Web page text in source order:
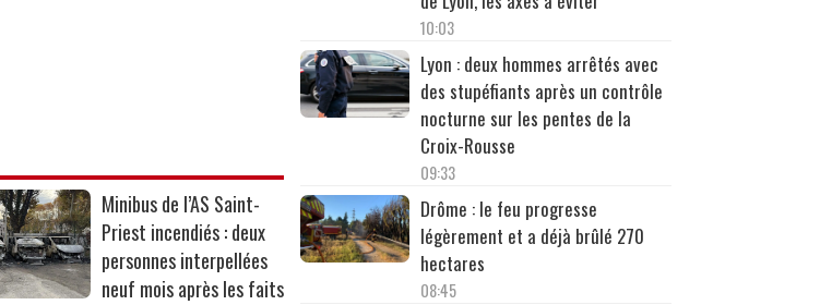
Minibus de l’AS Saint-
Priest incendiés : deux
personnes interpellées
neuf mois après les faits
10:03
Lyon : deux hommes arrêtés avec
des stupéfiants après un contrôle
nocturne sur les pentes de la
Croix-Rousse
09:33
Drôme : le feu progresse
légèrement et a déjà brûlé 270
hectares
08:45